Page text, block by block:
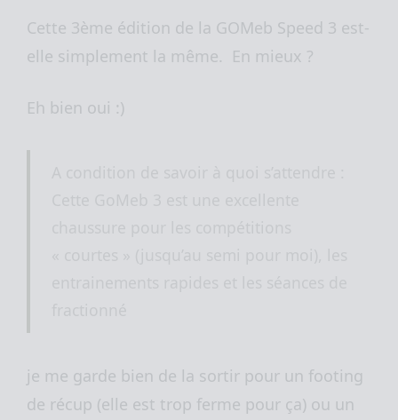
Cette 3ème édition de la GOMeb Speed 3 est-
elle simplement la même. En mieux ?
Eh bien oui :)
je me garde bien de la sortir pour un footing
de récup (elle est trop ferme pour ça) ou un